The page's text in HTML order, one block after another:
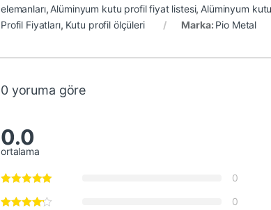
elemanları, Alüminyum kutu profil fiyat listesi, Alüminyum
Profil Fiyatları, Kutu profil ölçüleri Marka: Pio Metal
0 yoruma göre
0.0
ortalama
0
0